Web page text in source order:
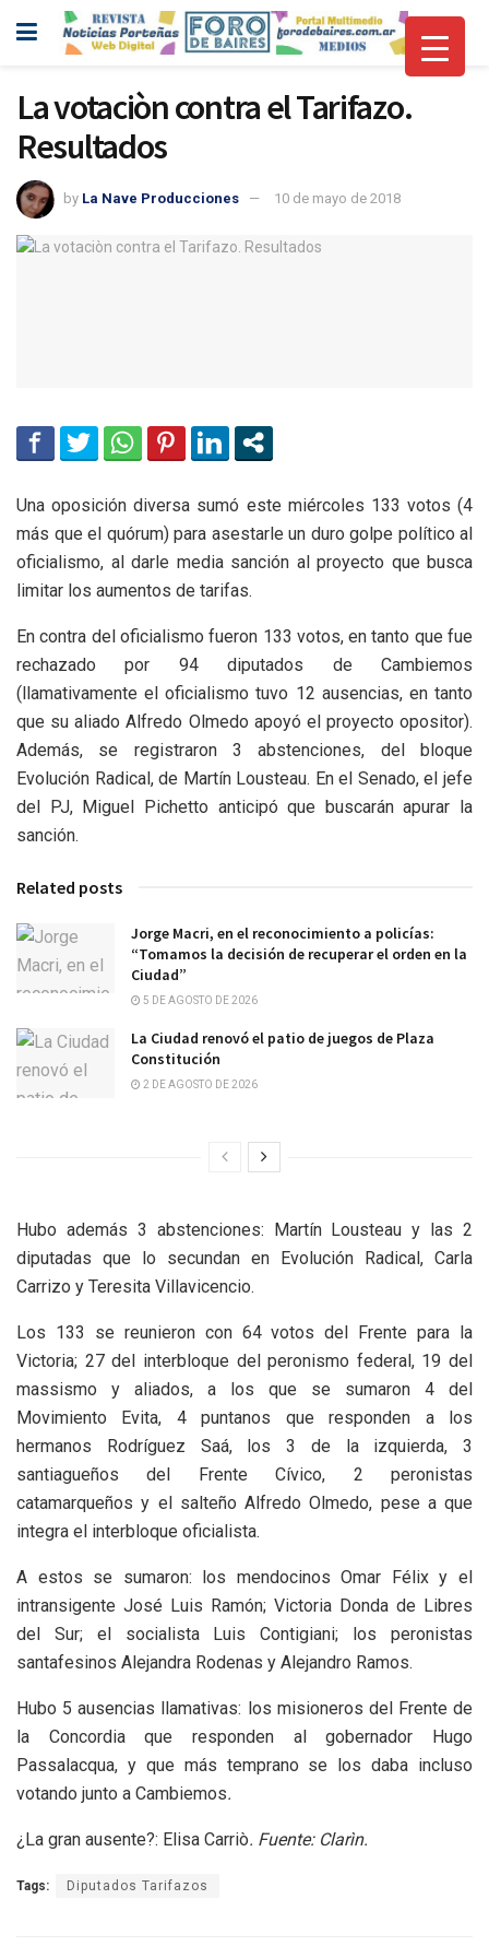
La votaciòn contra el Tarifazo.
Resultados
by La Nave Producciones 10 de mayo de 2018
Una oposición diversa sumó este miércoles 133 votos (4
más que el quórum) para asestarle un duro golpe político al
oficialismo, al darle media sanción al proyecto que busca
limitar los aumentos de tarifas.
En contra del oficialismo fueron 133 votos, en tanto que fue
rechazado por 94 diputados de Cambiemos
(llamativamente el oficialismo tuvo 12 ausencias, en tanto
que su aliado Alfredo Olmedo apoyó el proyecto opositor).
Además, se registraron 3 abstenciones, del bloque
Evolución Radical, de Martín Lousteau. En el Senado, el jefe
del PJ, Miguel Pichetto anticipó que buscarán apurar la
sanción.
Related posts
Jorge Macri, en el reconocimiento a policías:
“Tomamos la decisión de recuperar el orden en la
Ciudad”
5 DE AGOSTO DE 2026
La Ciudad renovó el patio de juegos de Plaza
Constitución
2 DE AGOSTO DE 2026
Hubo además 3 abstenciones: Martín Lousteau y las 2
diputadas que lo secundan en Evolución Radical, Carla
Carrizo y Teresita Villavicencio.
Los 133 se reunieron con 64 votos del Frente para la
Victoria; 27 del interbloque del peronismo federal, 19 del
massismo y aliados, a los que se sumaron 4 del
Movimiento Evita, 4 puntanos que responden a los
hermanos Rodríguez Saá, los 3 de la izquierda, 3
santiagueños del Frente Cívico, 2 peronistas
catamarqueños y el salteño Alfredo Olmedo, pese a que
integra el interbloque oficialista.
A estos se sumaron: los mendocinos Omar Félix y el
intransigente José Luis Ramón; Victoria Donda de Libres
del Sur; el socialista Luis Contigiani; los peronistas
santafesinos Alejandra Rodenas y Alejandro Ramos.
Hubo 5 ausencias llamativas: los misioneros del Frente de
la Concordia que responden al gobernador Hugo
Passalacqua, y que más temprano se los daba incluso
votando junto a Cambiemos.
¿La gran ausente?: Elisa Carriò. Fuente: Clarìn.
Tags: Diputados Tarifazos